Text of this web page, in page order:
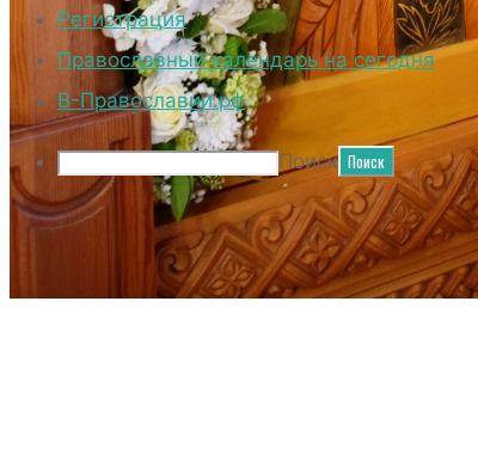
Регистрация
Православный календарь на сегодня
В-Православии.рф
Поиск